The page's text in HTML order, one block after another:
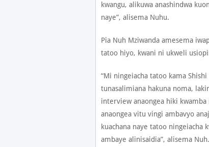
kwangu, alikuwa anashindwa
naye”, alisema Nuhu.
Pia Nuh Mziwanda amesema
tatoo hiyo, kwani ni ukweli
“Mi ningeiacha tatoo kama
tunasalimiana hakuna noma,
interview anaongea hiki
anaongea vitu vingi ambavyo
kuachana naye tatoo ningeiacha
ambaye alinisaidia”, alisema Nuh.